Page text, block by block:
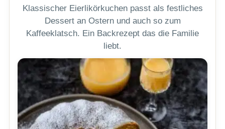
Klassischer Eierlikörkuchen passt als festliches
Dessert an Ostern und auch so zum
Kaffeeklatsch. Ein Backrezept das die Familie
liebt.